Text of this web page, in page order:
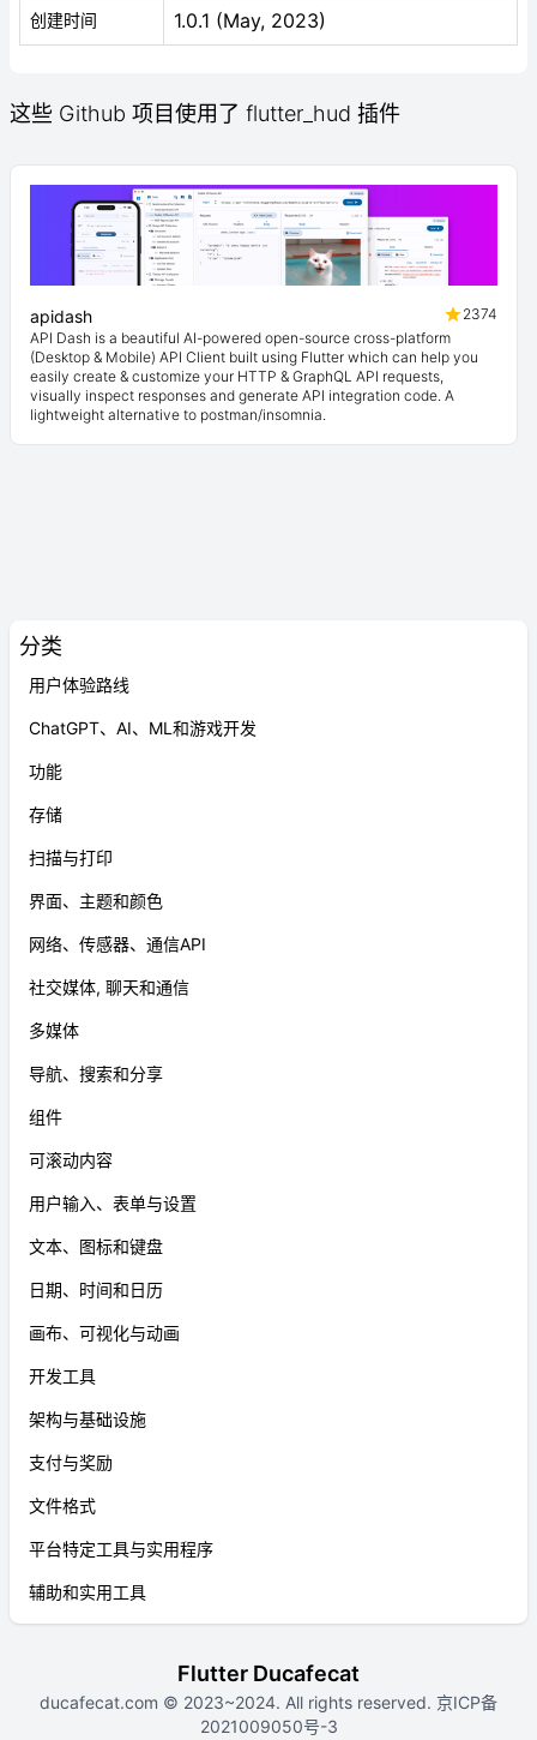
分类
用户体验路线
ChatGPT、AI、ML和游戏开发
功能
存储
扫描与打印
界面、主题和颜色
网络、传感器、通信API
社交媒体, 聊天和通信
多媒体
导航、搜索和分享
组件
可滚动内容
用户输入、表单与设置
文本、图标和键盘
日期、时间和日历
画布、可视化与动画
开发工具
架构与基础设施
支付与奖励
文件格式
平台特定工具与实用程序
辅助和实用工具
创建时间 1.0.1 (May, 2023)
这些 Github 项目使用了 flutter_hud 插件
apidash
2374
API Dash is a beautiful AI-powered open-source cross-platform
(Desktop & Mobile) API Client built using Flutter which can help you
easily create & customize your HTTP & GraphQL API requests,
visually inspect responses and generate API integration code. A
lightweight alternative to postman/insomnia.
Flutter Ducafecat
ducafecat.com © 2023~2024. All rights reserved. 京ICP备
2021009050号-3